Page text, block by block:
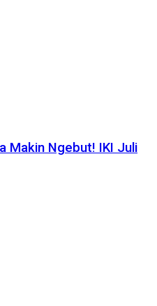
Makin Ngebut! IKI Juli